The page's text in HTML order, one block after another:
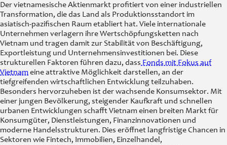
Der vietnamesische Aktienmarkt profitiert von einer industriellen
Transformation, die das Land als Produktionsstandort im
asiatisch-pazifischen Raum etabliert hat. Viele internationale
Unternehmen verlagern ihre Wertschöpfungsketten nach
Vietnam und tragen damit zur Stabilität von Beschäftigung,
Exportleistung und Unternehmensinvestitionen bei. Diese
strukturellen Faktoren führen dazu, dass Fonds mit Fokus auf
Vietnam eine attraktive Möglichkeit darstellen, an der
tiefgreifenden wirtschaftlichen Entwicklung teilzuhaben.
Besonders hervorzuheben ist der wachsende Konsumsektor. Mit
einer jungen Bevölkerung, steigender Kaufkraft und schnellen
urbanen Entwicklungen schafft Vietnam einen breiten Markt für
Konsumgüter, Dienstleistungen, Finanzinnovationen und
moderne Handelsstrukturen. Dies eröffnet langfristige Chancen in
Sektoren wie Fintech, Immobilien, Einzelhandel,